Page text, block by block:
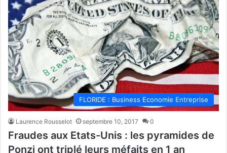
FLORIDE : Business Economie Entreprise
Laurence Rousselot septembre 10, 2017 0
Fraudes aux Etats-Unis : les pyramides de
Ponzi ont triplé leurs méfaits en 1 an